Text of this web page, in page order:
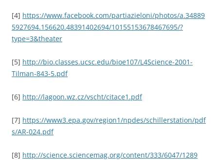
[4] https://www.facebook.com/partiazieloni/photos/a.34889
5927694.156620.48391402694/10155153678467695/?
type=3&theater
[5] http://bio.classes.ucsc.edu/bioe107/L4Science-2001-
Tilman-843-5.pdf
[6] http://lagoon.wz.cz/vscht/citace1.pdf
[7] https://www3.epa.gov/region1/npdes/schillerstation/pdf
s/AR-024.pdf
[8] http://science.sciencemag.org/content/333/6047/1289